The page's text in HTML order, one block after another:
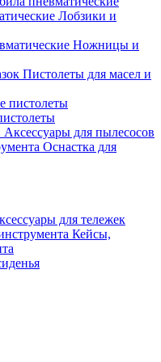
Лобзики и
Ножницы и
Пистолеты для масел и
Аксессуары для пылесосов
Оснастка для
для тележек
Кейсы,